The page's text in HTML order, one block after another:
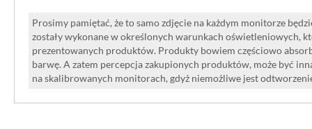
Prosimy pamiętać, że to samo zdjęcie na każdym monitorze
zostały wykonane w określonych warunkach oświetleniowych,
prezentowanych produktów. Produkty bowiem częściowo
barwę. A zatem percepcja zakupionych produktów, może być
na skalibrowanych monitorach, gdyż niemożliwe jest